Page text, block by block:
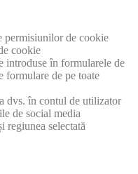
permisiunilor de cookie
cookie
introduse în formularele de
formulare de pe toate
dvs. în contul de utilizator
de social media
regiunea selectată